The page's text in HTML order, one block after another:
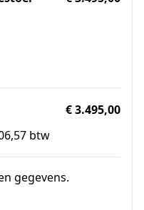
€ 3.495,00
btw
gegevens.